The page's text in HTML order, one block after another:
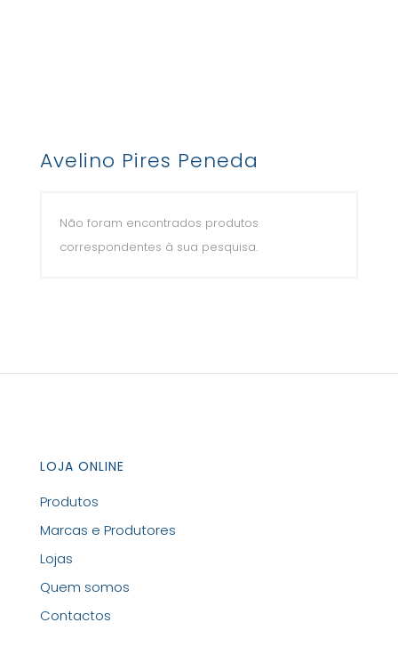
Avelino Pires Peneda
Não foram encontrados produtos
correspondentes à sua pesquisa.
LOJA ONLINE
Produtos
Marcas e Produtores
Lojas
Quem somos
Contactos